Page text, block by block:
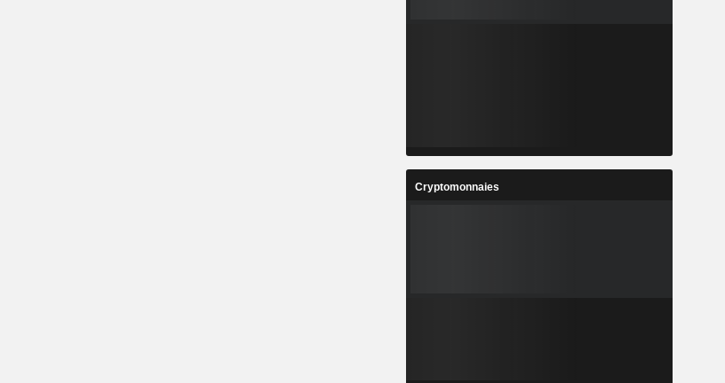
Cryptomonnaies